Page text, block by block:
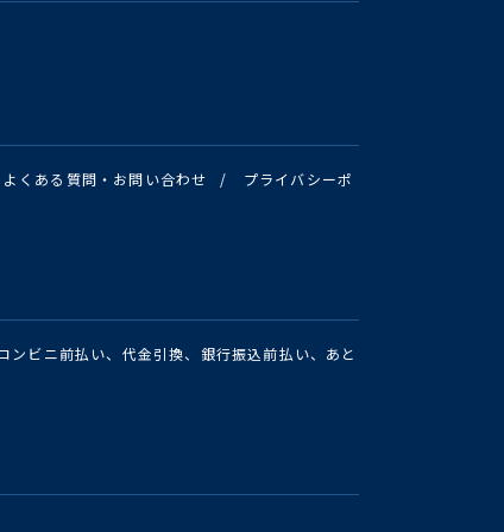
よくある質問・お問い合わせ /
プライバシーポ
ビニ前払い、代金引換、銀行振込前払い、あと